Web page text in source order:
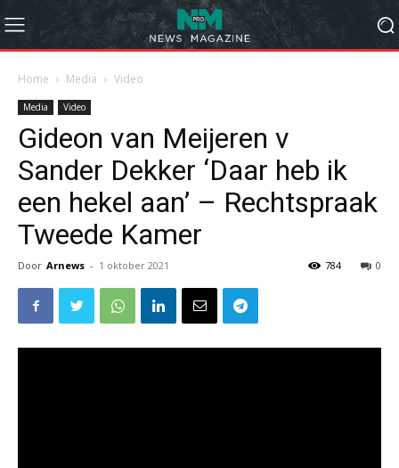
Home Media Video
Media Video
Gideon van Meijeren v
Sander Dekker ‘Daar heb ik
een hekel aan’ – Rechtspraak
Tweede Kamer
Door Arnews - 1 oktober 2021 0
784